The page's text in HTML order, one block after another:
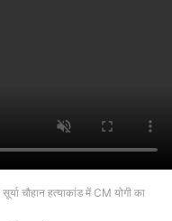
सूर्या चौहान हत्याकांड में CM योगी का